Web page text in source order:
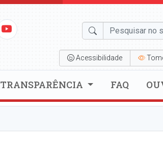
Acessibilidade
TRANSPARÊNCIA FAQ